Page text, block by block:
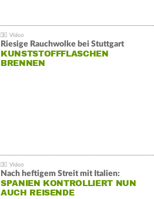
Riesige Rauchwolke bei Stuttgart
KUNSTSTOFFFLASCHEN
BRENNEN
Nach heftigem Streit mit Italien:
SPANIEN KONTROLLIERT NUN
AUCH REISENDE